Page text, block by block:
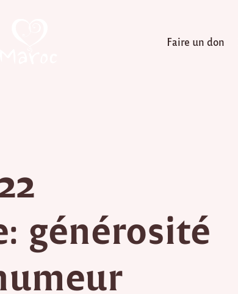
Faire un don
générosité